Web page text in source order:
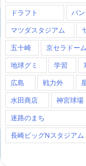
ドラフト
バ
マツダスタジアム
五十崎
京セラドー
地球グミ
学習
広島
戦力外
水田商店
神宮球場
迷路のまち
長崎ビッグNスタジアム